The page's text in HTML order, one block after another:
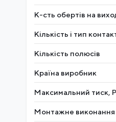
К-сть обертів на
Кількість і тип
Кількість полюсів
Країна виробник
Максимальний тиск,
Монтажне виконання